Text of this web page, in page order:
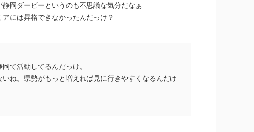
岡ダービーというのも不思議な気分だなぁ
には昇格できなかったんだっけ？
で活動してるんだっけ。
ね。県勢がもっと増えれば見に行きやすくなるんだけ